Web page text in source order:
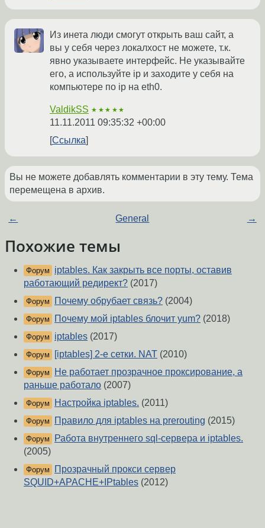
Из инета люди смогут открыть ваш сайт, а
вы у себя через локалхост не можете, т.к.
явно указываете интерфейс. Не указывайте
его, а используйте ip и заходите у себя на
компьютере по ip на eth0.
ValdikSS ★★★★★
11.11.2011 09:35:32 +00:00
Ссылка
Вы не можете добавлять комментарии в эту тему. Тема
перемещена в архив.
← General →
Похожие темы
Форум
iptables. Как закрыть все порты, оставив
работающий редирект? (2017)
Форум Почему обрубает связь? (2004)
Форум Почему мой iptables блочит yum? (2018)
Форум iptables (2017)
Форум [iptables] 2-е сетки. NAT (2010)
Форум
Не работает прозрачное проксирование, а
раньше работало (2007)
Форум Настройка iptables. (2011)
Форум Правило для iptables на prerouting (2015)
Форум
Работа внутреннего sql-сервера и iptables.
(2005)
Форум
Прозрачный прокси сервер
SQUID+APACHE+IPtables (2012)